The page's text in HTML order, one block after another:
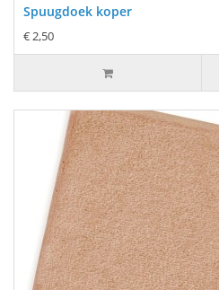
Spuugdoek koper
€ 2,50